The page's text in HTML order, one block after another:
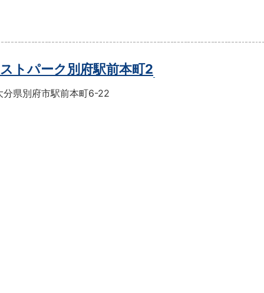
ストパーク別府駅前本町2
分県別府市駅前本町6-22